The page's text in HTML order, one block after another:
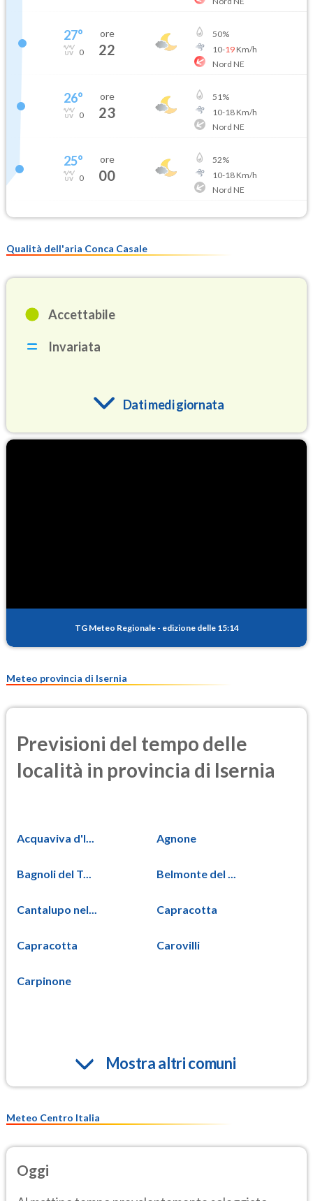
27°
0
ore
22
50%
10-19Km/h
Nord NE
26°
0
ore
23
51%
10-18Km/h
Nord NE
25°
0
ore
00
52%
10-18Km/h
Nord NE
Qualità dell'aria Conca Casale
Accettabile
Invariata
Dati medi giornata
PM25
TG Meteo Regionale - edizione delle 15:14
Meteo provincia di Isernia
Previsioni del tempo delle
località in provincia di Isernia
Acquaviva d'I... Agnone
Bagnoli del T... Belmonte del ...
Cantalupo nel... Capracotta
Capracotta Carovilli
Carpinone
Mostra altri comuni
Meteo Centro Italia
Oggi